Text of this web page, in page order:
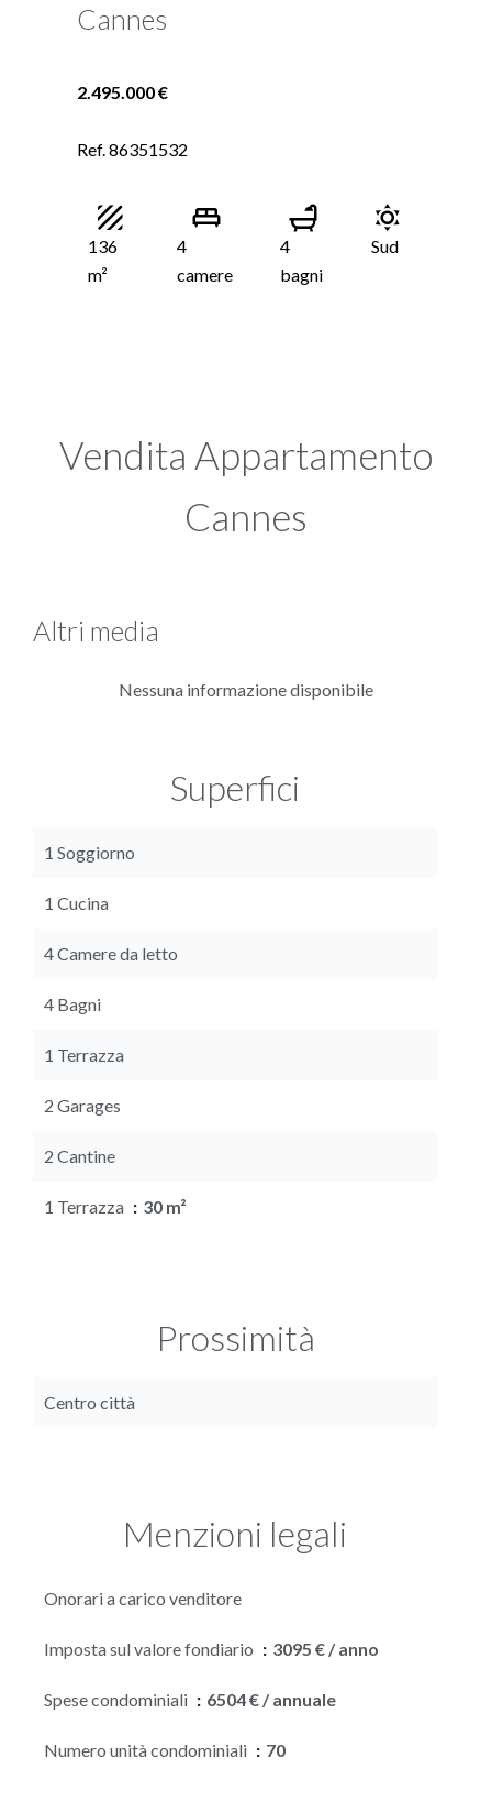
Cannes
2.495.000 €
Ref. 86351532
136
m²
4
camere
4
bagni
Sud
Vendita Appartamento
Cannes
Altri media
Nessuna informazione disponibile
Superfici
1 Soggiorno
1 Cucina
4 Camere da letto
4 Bagni
1 Terrazza
2 Garages
2 Cantine
1 Terrazza 30 m²
Prossimità
Centro città
Menzioni legali
Onorari a carico venditore
Imposta sul valore fondiario 3095 € / anno
Spese condominiali 6504 € / annuale
Numero unità condominiali 70